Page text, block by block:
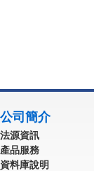
公司簡介
法源資訊
產品服務
資料庫說明